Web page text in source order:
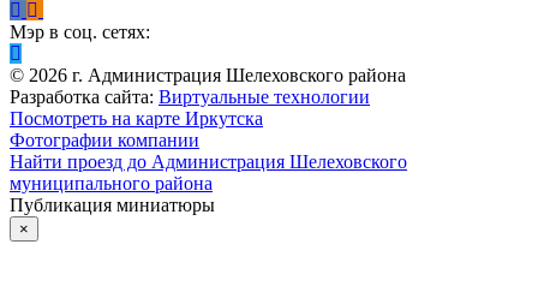
Мэр в соц. сетях:
© 2026 г. Администрация Шелеховского района
Разработка сайта: Виртуальные технологии
Посмотреть на карте Иркутска
Фотографии компании
Найти проезд до Администрация Шелеховского
муниципального района
Публикация миниатюры
×